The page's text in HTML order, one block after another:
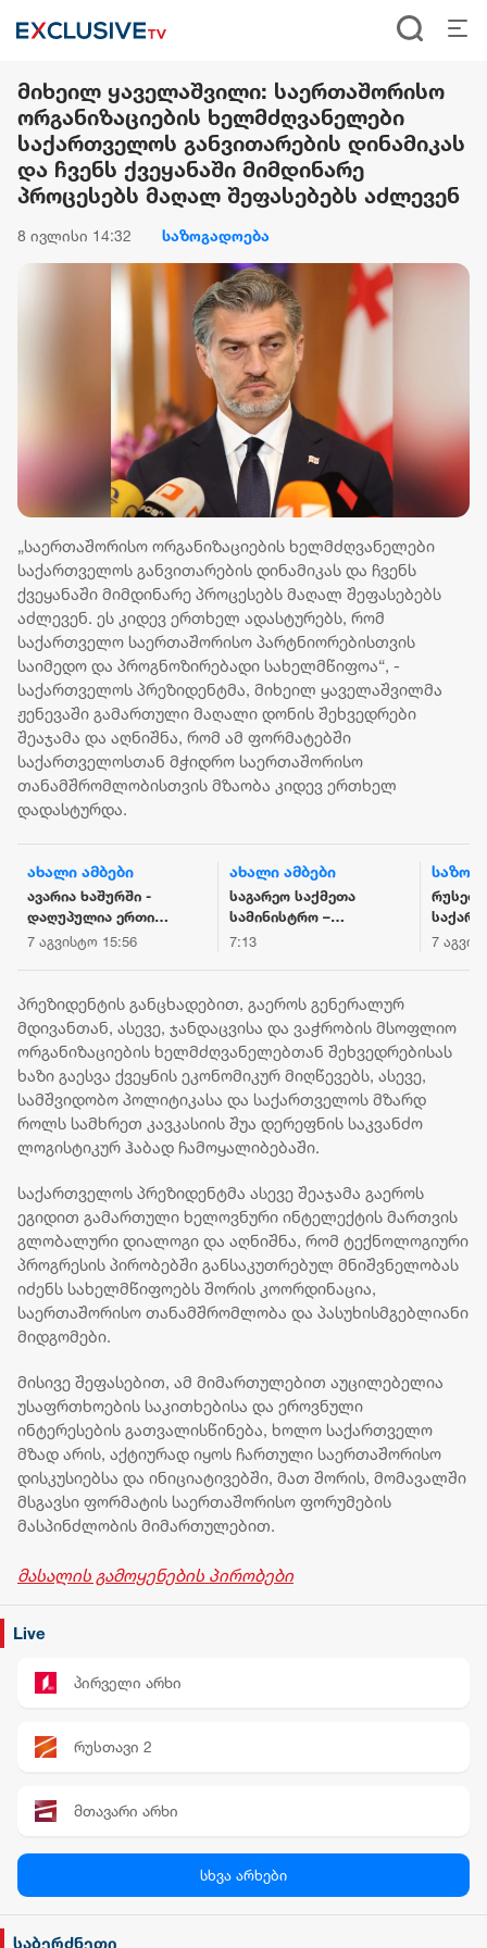
მიხეილ ყაველაშვილი: საერთაშორისო
ორგანიზაციების ხელმძღვანელები
საქართველოს განვითარების დინამიკას
და ჩვენს ქვეყანაში მიმდინარე
პროცესებს მაღალ შეფასებებს აძლევენ
8 ივლისი 14:32 საზოგადოება
„საერთაშორისო ორგანიზაციების ხელმძღვანელები
საქართველოს განვითარების დინამიკას და ჩვენს
ქვეყანაში მიმდინარე პროცესებს მაღალ შეფასებებს
აძლევენ. ეს კიდევ ერთხელ ადასტურებს, რომ
საქართველო საერთაშორისო პარტნიორებისთვის
საიმედო და პროგნოზირებადი სახელმწიფოა“, -
საქართველოს პრეზიდენტმა, მიხეილ ყაველაშვილმა
ჟენევაში გამართული მაღალი დონის შეხვედრები
შეაჯამა და აღნიშნა, რომ ამ ფორმატებში
საქართველოსთან მჭიდრო საერთაშორისო
თანამშრომლობისთვის მზაობა კიდევ ერთხელ
დადასტურდა.
ახალი ამბები
ავარია ხაშურში -
დაღუპულია ერთი
ადამიანი
7 აგვისტო 15:56
ახალი ამბები
საგარეო საქმეთა
სამინისტრო –
მოვუწოდებთ
შეწყვიტოს
საქართველოს
ტერიტორიების
უკანონო ოკუპაცია
და მათი
ფაქტობრივი
ანექსიისკენ
მიმართული
7:13
რუსეთ-
7
პრეზიდენტის განცხადებით, გაეროს გენერალურ
მდივანთან, ასევე, ჯანდაცვისა და ვაჭრობის მსოფლიო
ორგანიზაციების ხელმძღვანელებთან შეხვედრებისას
ხაზი გაესვა ქვეყნის ეკონომიკურ მიღწევებს, ასევე,
სამშვიდობო პოლიტიკასა და საქართველოს მზარდ
როლს სამხრეთ კავკასიის შუა დერეფნის საკვანძო
ლოგისტიკურ ჰაბად ჩამოყალიბებაში.
საქართველოს პრეზიდენტმა ასევე შეაჯამა გაეროს
ეგიდით გამართული ხელოვნური ინტელექტის მართვის
გლობალური დიალოგი და აღნიშნა, რომ ტექნოლოგიური
პროგრესის პირობებში განსაკუთრებულ მნიშვნელობას
იძენს სახელმწიფოებს შორის კოორდინაცია,
საერთაშორისო თანამშრომლობა და პასუხისმგებლიანი
მიდგომები.
მისივე შეფასებით, ამ მიმართულებით აუცილებელია
უსაფრთხოების საკითხებისა და ეროვნული
ინტერესების გათვალისწინება, ხოლო საქართველო
მზად არის, აქტიურად იყოს ჩართული საერთაშორისო
დისკუსიებსა და ინიციატივებში, მათ შორის, მომავალში
მსგავსი ფორმატის საერთაშორისო ფორუმების
მასპინძლობის მიმართულებით.
მასალის გამოყენების პირობები
Live
პირველი არხი
რუსთავი 2
მთავარი არხი
სილქ უნივერსალი
სხვა არხები
საბერძნეთი